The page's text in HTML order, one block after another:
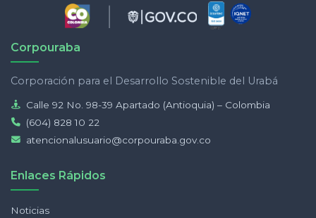
Corpouraba
Corporación para el Desarrollo Sostenible del Urabá
Calle 92 No. 98-39 Apartado (Antioquia) – Colombia
(604) 828 10 22
atencionalusuario@corpouraba.gov.co
Enlaces Rápidos
Noticias